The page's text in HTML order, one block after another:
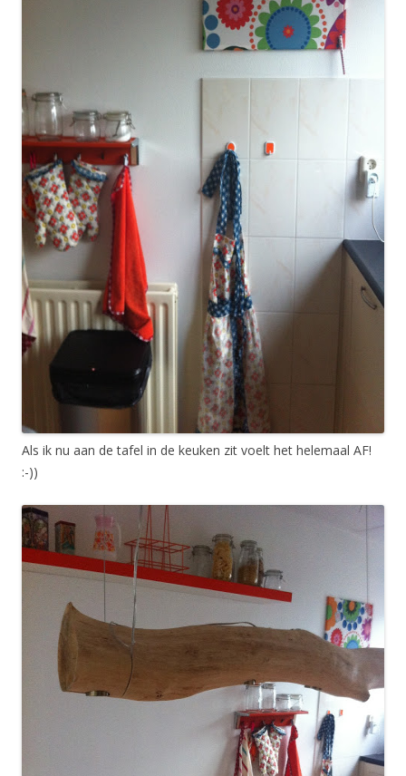
Als ik nu aan de tafel in de keuken zit voelt het helemaal AF!
:-))